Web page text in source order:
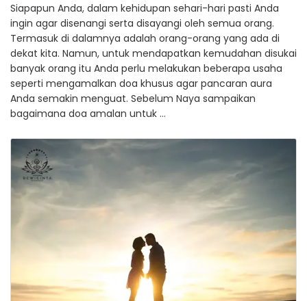
Siapapun Anda, dalam kehidupan sehari-hari pasti Anda
ingin agar disenangi serta disayangi oleh semua orang.
Termasuk di dalamnya adalah orang-orang yang ada di
dekat kita. Namun, untuk mendapatkan kemudahan disukai
banyak orang itu Anda perlu melakukan beberapa usaha
seperti mengamalkan doa khusus agar pancaran aura
Anda semakin menguat. Sebelum Naya sampaikan
bagaimana doa amalan untuk …